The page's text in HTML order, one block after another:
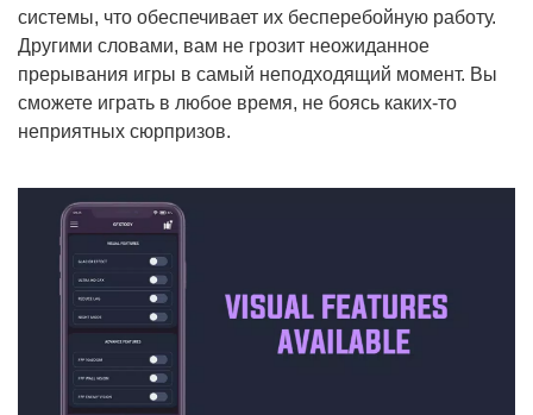
системы, что обеспечивает их бесперебойную работу.
Другими словами, вам не грозит неожиданное
прерывания игры в самый неподходящий момент. Вы
сможете играть в любое время, не боясь каких-то
неприятных сюрпризов.